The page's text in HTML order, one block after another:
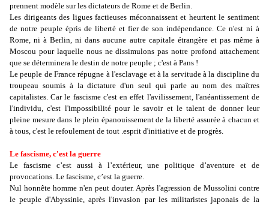
prennent modèle sur les dictateurs de Rome et de Berlin.
Les dirigeants des ligues factieuses méconnaissent et heurtent le sentiment
de notre peuple épris de liberté et fier de son indépendance. Ce n'est ni à
Rome, ni à Berlin, ni dans aucune autre capitale étrangère et pas même à
Moscou pour laquelle nous ne dissimulons pas notre profond attachement
que se déterminera le destin de notre peuple ; c'est à Pans !
Le peuple de France répugne à l'esclavage et à la servitude à la discipline du
troupeau soumis à la dictature d'un seul qui parle au nom des maîtres
capitalistes. Car le fascisme c'est en effet l'avilissement, l'anéantissement de
l'individu, c'est l'impossibilité pour le savoir et le talent de donner leur
pleine mesure dans le plein épanouissement de la liberté assurée à chacun et
à tous, c'est le refoulement de tout .esprit d'initiative et de progrès.
Le fascisme, c'est la guerre
Le fascisme c’est aussi à l’extérieur, une politique d’aventure et de
provocations. Le fascisme, c’est la guerre.
Nul honnête homme n'en peut douter. Après l'agression de Mussolini contre
le peuple d'Abyssinie, après l'invasion par les militaristes japonais de la